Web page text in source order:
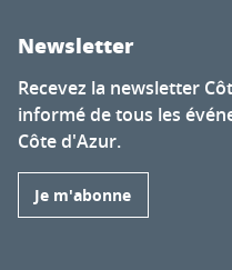
Newsletter
Recevez la newsletter
informé de tous les
Côte d'Azur.
Je m'abonne